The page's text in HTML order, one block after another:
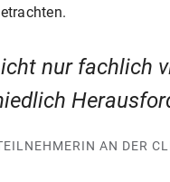
nur fachlich
AN DER